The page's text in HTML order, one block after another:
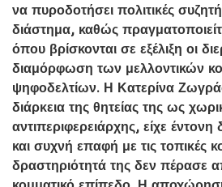
να πυροδοτήσει πολιτικές
διάστημα, καθώς
όπου βρίσκονται σε εξέλιξη οι
διαμόρφωση των μελλοντικών
ψηφοδελτίων. Η Κατερίνα
διάρκεια της θητείας της ως
αντιπεριφερειάρχης, είχε
και συχνή επαφή με τις τοπικές
δραστηριότητά της δεν πέρασε